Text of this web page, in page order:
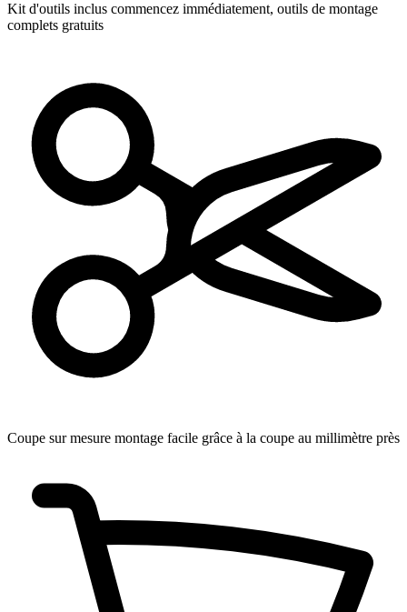
Kit d'outils inclus commencez immédiatement, outils de montage
complets gratuits
Coupe sur mesure montage facile grâce à la coupe au millimètre près